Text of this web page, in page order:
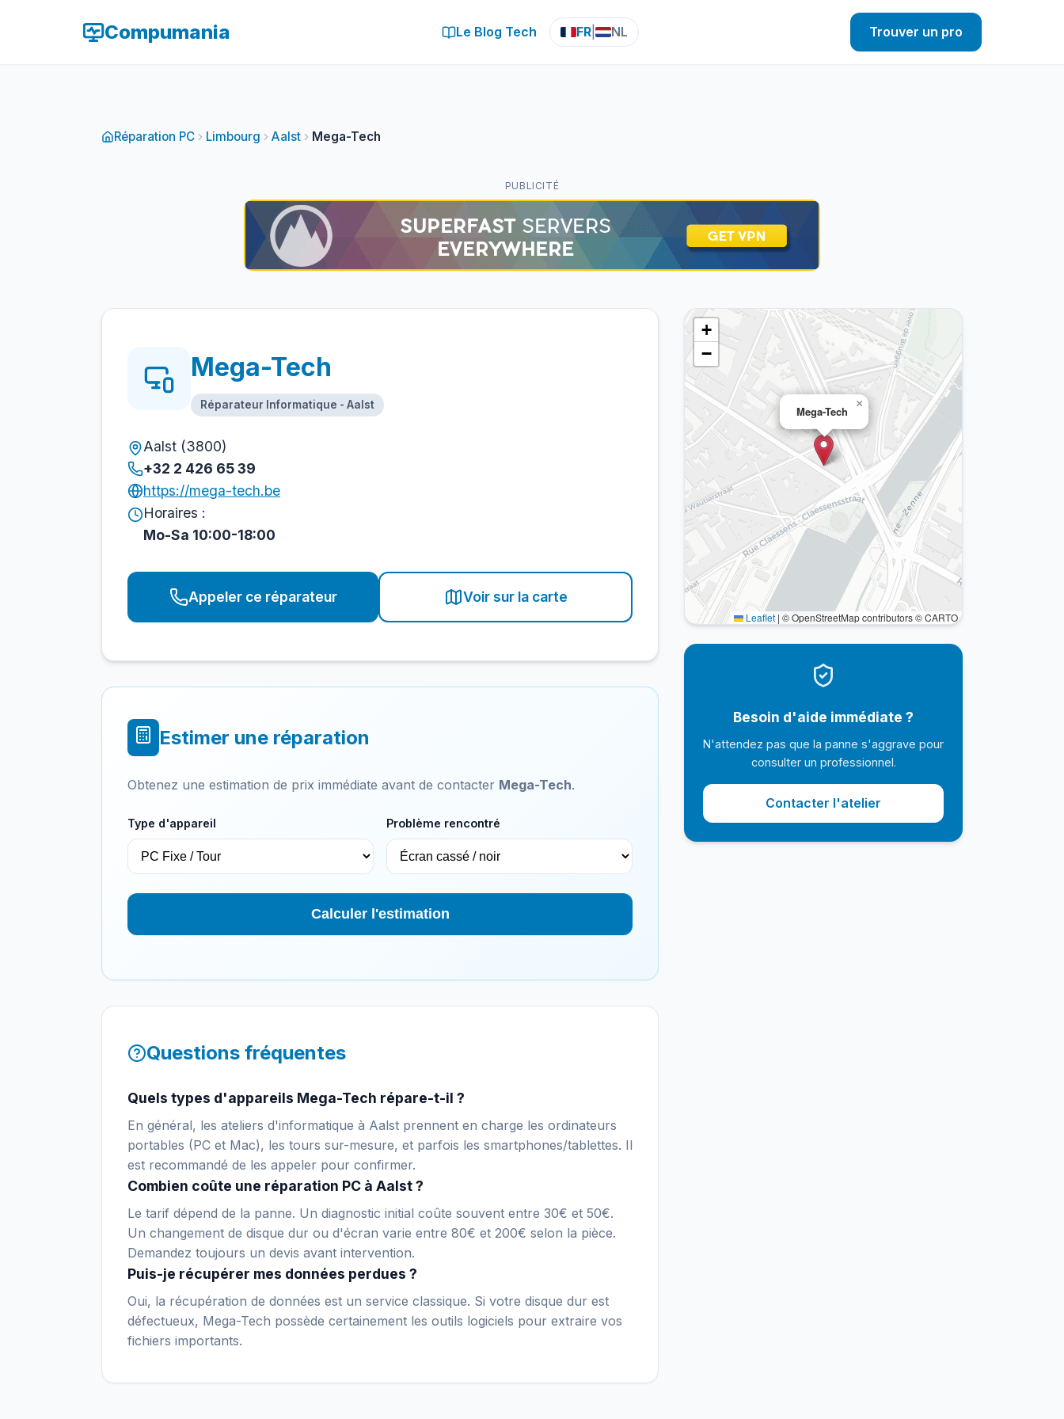
Compumania Le Blog Tech FR NL Trouver un pro
Réparation PC Limbourg Aalst Mega-Tech
PUBLICITÉ
Mega-Tech
Réparateur Informatique - Aalst
Aalst (3800)
+32 2 426 65 39
https://mega-tech.be
Horaires :
Mo-Sa 10:00-18:00
Appeler ce réparateur Voir sur la carte
Estimer une réparation
Obtenez une estimation de prix immédiate avant de contacter Mega-Tech.
Type d'appareil Problème rencontré
Calculer l'estimation
Questions fréquentes
Quels types d'appareils Mega-Tech répare-t-il ?
En général, les ateliers d'informatique à Aalst prennent en charge les ordinateurs
portables (PC et Mac), les tours sur-mesure, et parfois les smartphones/tablettes. Il
est recommandé de les appeler pour confirmer.
Combien coûte une réparation PC à Aalst ?
Le tarif dépend de la panne. Un diagnostic initial coûte souvent entre 30€ et 50€.
Un changement de disque dur ou d'écran varie entre 80€ et 200€ selon la pièce.
Demandez toujours un devis avant intervention.
Puis-je récupérer mes données perdues ?
Oui, la récupération de données est un service classique. Si votre disque dur est
défectueux, Mega-Tech possède certainement les outils logiciels pour extraire vos
fichiers importants.
Mega-Tech
×
+
−
Leaflet | © OpenStreetMap contributors © CARTO
Besoin d'aide immédiate ?
N'attendez pas que la panne s'aggrave pour
consulter un professionnel.
Contacter l'atelier